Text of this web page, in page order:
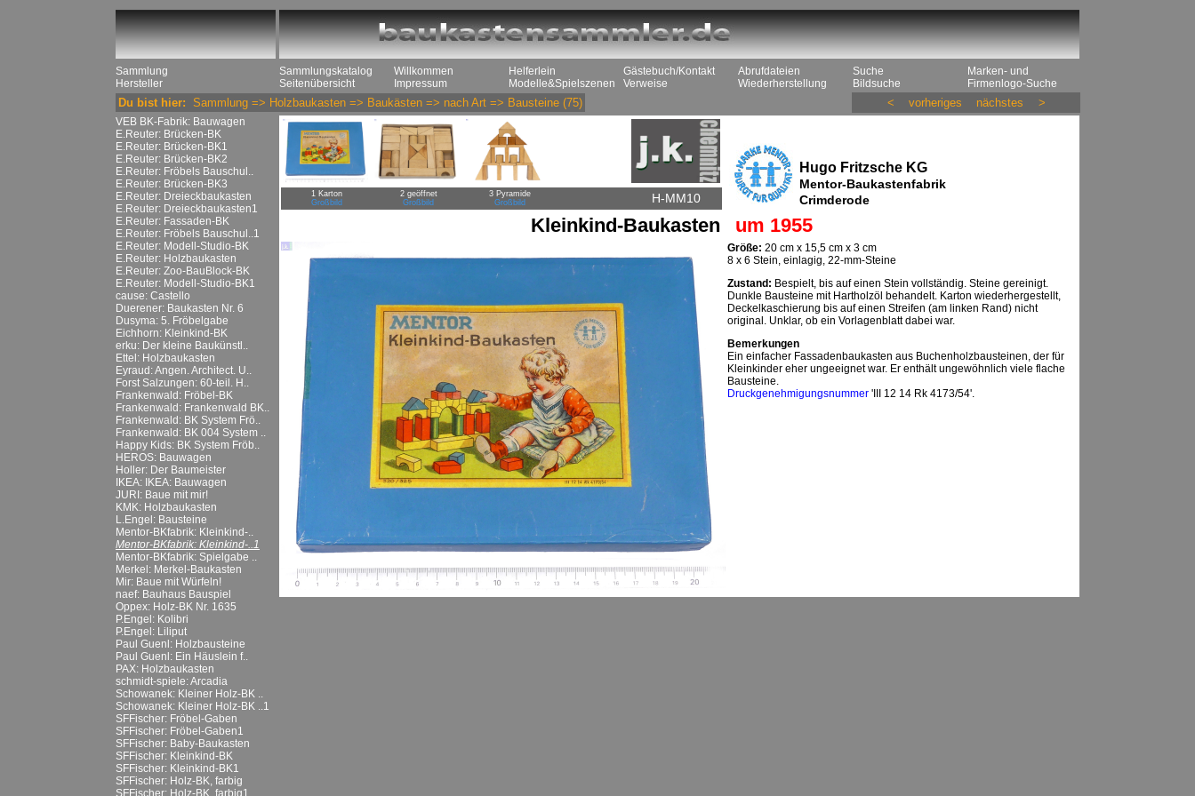
Sammlung
Hersteller
Sammlungskatalog
Seitenübersicht
Willkommen
Impressum
Helferlein
Modelle&Spielszenen
Gästebuch/Kontakt
Verweise
Abrufdateien
Wiederherstellung
Suche
Bildsuche
Marken- und
Firmenlogo-Suche
Du bist hier: Sammlung => Holzbaukasten => Baukästen => nach Art => Bausteine (75) < vorheriges nächstes >
VEB BK-Fabrik: Bauwagen
E.Reuter: Brücken-BK
E.Reuter: Brücken-BK1
E.Reuter: Brücken-BK2
E.Reuter: Fröbels Bauschul..
E.Reuter: Brücken-BK3
E.Reuter: Dreieckbaukasten
E.Reuter: Dreieckbaukasten1
E.Reuter: Fassaden-BK
E.Reuter: Fröbels Bauschul..1
E.Reuter: Modell-Studio-BK
E.Reuter: Holzbaukasten
E.Reuter: Zoo-BauBlock-BK
E.Reuter: Modell-Studio-BK1
cause: Castello
Duerener: Baukasten Nr. 6
Dusyma: 5. Fröbelgabe
Eichhorn: Kleinkind-BK
erku: Der kleine Baukünstl..
Ettel: Holzbaukasten
Eyraud: Angen. Architect. U..
Forst Salzungen: 60-teil. H..
Frankenwald: Fröbel-BK
Frankenwald: Frankenwald BK..
Frankenwald: BK System Frö..
Frankenwald: BK 004 System ..
Happy Kids: BK System Fröb..
HEROS: Bauwagen
Holler: Der Baumeister
IKEA: IKEA: Bauwagen
JURI: Baue mit mir!
KMK: Holzbaukasten
L.Engel: Bausteine
Mentor-BKfabrik: Kleinkind-..
Mentor-BKfabrik: Kleinkind-..1
Mentor-BKfabrik: Spielgabe ..
Merkel: Merkel-Baukasten
Mir: Baue mit Würfeln!
naef: Bauhaus Bauspiel
Oppex: Holz-BK Nr. 1635
P.Engel: Kolibri
P.Engel: Liliput
Paul Guenl: Holzbausteine
Paul Guenl: Ein Häuslein f..
PAX: Holzbaukasten
schmidt-spiele: Arcadia
Schowanek: Kleiner Holz-BK ..
Schowanek: Kleiner Holz-BK ..1
SFFischer: Fröbel-Gaben
SFFischer: Fröbel-Gaben1
SFFischer: Baby-Baukasten
SFFischer: Kleinkind-BK
SFFischer: Kleinkind-BK1
SFFischer: Holz-BK, farbig
SFFischer: Holz-BK, farbig1
1 Karton
Großbild
2 geöffnet
Großbild
3 Pyramide
Großbild
H-MM10
Hugo Fritzsche KG
Mentor-Baukastenfabrik
Crimderode
Kleinkind-Baukasten um 1955
Größe: 20 cm x 15,5 cm x 3 cm
8 x 6 Stein, einlagig, 22-mm-Steine
Zustand: Bespielt, bis auf einen Stein vollständig. Steine gereinigt.
Dunkle Bausteine mit Hartholzöl behandelt. Karton wiederhergestellt,
Deckelkaschierung bis auf einen Streifen (am linken Rand) nicht
original. Unklar, ob ein Vorlagenblatt dabei war.
Bemerkungen
Ein einfacher Fassadenbaukasten aus Buchenholzbausteinen, der für
Kleinkinder eher ungeeignet war. Er enthält ungewöhnlich viele flache
Bausteine.
Druckgenehmigungsnummer 'III 12 14 Rk 4173/54'.